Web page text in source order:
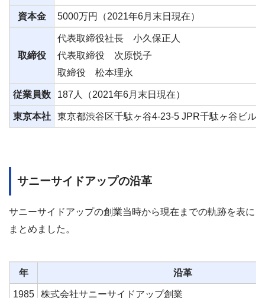
資本金 5000万円（2021年6月末日現在）
取締役
代表取締役社長 小久保正人
代表取締役 次原悦子
取締役 松本理永
従業員数 187人（2021年6月末日現在）
東京本社 東京都渋谷区千駄ヶ谷4-23-5 JPR千駄ヶ谷ビル
サニーサイドアップの沿革
サニーサイドアップの創業当時から現在までの軌跡を表に
まとめました。
年 沿革
1985 株式会社サニーサイドアップ創業